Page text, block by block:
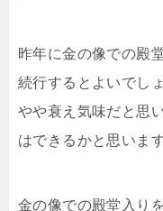
昨年に金の像での殿
続行するとよいでしょ
やや衰え気味だと思
はできるかと思います
金の像での殿堂入り